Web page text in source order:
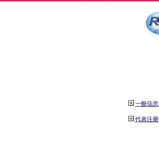
一般信息
代表注册